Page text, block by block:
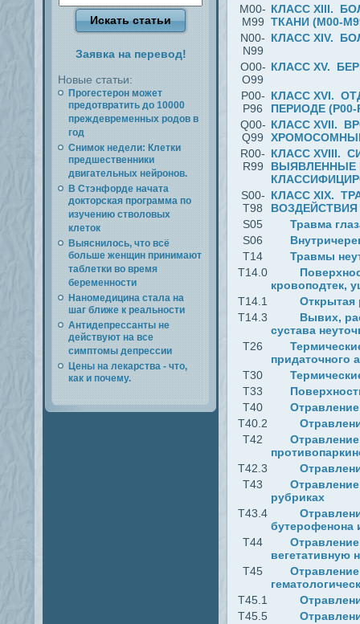
Заявка на перевод!
Новые статьи:
Прогестерон может
предотвратить до 10000
преждевременных родов в
год
Снимок недели: Клетки
предшественники
двигательных нейронов.
В Стэнфорде начата
докторская программа по
изучению стволовых
клеток
Выяснилось, что всё
больше женщин принимают
таблетки во время
беременности
Наномедицина стала на
шаг ближе к реальности
Антидепрессанты не
действуют на все
симптомы депрессии
Цены на лекарства - что,
как и почему.
M00-
M99
КЛАСС XIII.
ТКАНИ (M00-
N00-
N99
КЛАСС XIV.
O00-
O99
КЛАСС XV.
P00-
P96
КЛАСС ХVI.
ПЕРИОДЕ (P00-
Q00-
Q99
КЛАСС XVII.
R00-
R99
КЛАСС XVIII.
ВЫЯВЛЕННЫЕ
S00-
T98
КЛАСС XIX.
ВОЗДЕЙСТВИЯ
S05
Травма
S06
T14
Травмы
T14.0
кровоподтек,
T14.1
Открытая
T14.3
Вывих,
сустава
T26
придаточного
T30
T33
T40
T40.2
T42
T42.3
T43
рубриках
T43.4
бутерофенона
T44
вегетативную
T45
T45.1
T45.5